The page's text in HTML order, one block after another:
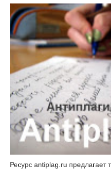
Ресурс antiplag.ru предлагает